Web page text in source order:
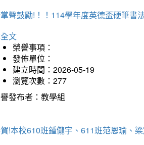
聲鼓勵!！！114學年度英德盃硬筆書
文
榮譽事項：
發佈單位：
建立時間：2026-05-19
瀏覽次數：277
發布者：教學組
!本校610班鍾儱宇、611班范恩瑜、